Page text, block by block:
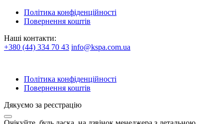
Політика конфіденційності
Повернення коштів
Наші контакти:
+380 (44) 334 70 43 info@kspa.com.ua
Політика конфіденційності
Повернення коштів
Дякуємо за реєстрацію